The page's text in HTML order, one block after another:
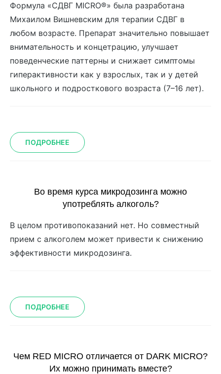
Формула «СДВГ MICRO®» была разработана
Михаилом Вишневским для терапии СДВГ в
любом возрасте. Препарат значительно повышает
внимательность и концетрацию, улучшает
поведенческие паттерны и снижает симптомы
гиперактивности как у взрослых, так и у детей
школьного и подросткового возраста (7–16 лет).
ПОДРОБНЕЕ
Во время курса микродозинга можно
употреблять алкоголь?
В целом противопоказаний нет. Но совместный
прием с алкоголем может привести к снижению
эффективности микродозинга.
ПОДРОБНЕЕ
Чем RED MICRO отличается от DARK MICRO?
Их можно принимать вместе?